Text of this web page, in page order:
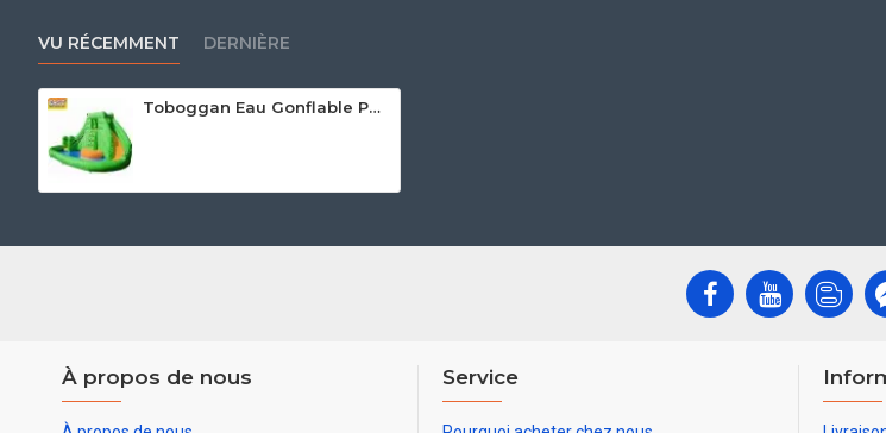
VU RÉCEMMENT DERNIÈRE
Toboggan Eau Gonflable Pour Enfants
À propos de nous Service